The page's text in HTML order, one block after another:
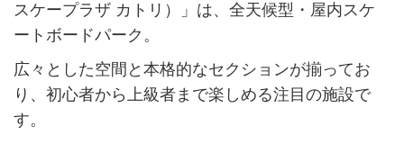
スケープラザ カトリ）」は、全天候型・屋内スケ
ートボードパーク。
広々とした空間と本格的なセクションが揃ってお
り、初心者から上級者まで楽しめる注目の施設で
す。